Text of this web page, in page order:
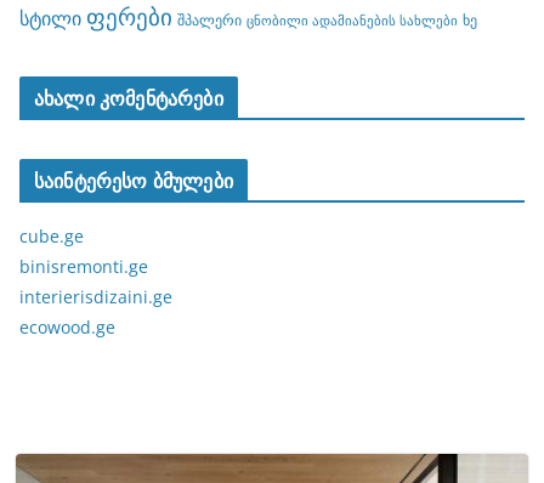
სტილი ფერები შპალერი ცნობილი ადამიანების სახლები ხე
ახალი კომენტარები
საინტერესო ბმულები
cube.ge
binisremonti.ge
interierisdizaini.ge
ecowood.ge